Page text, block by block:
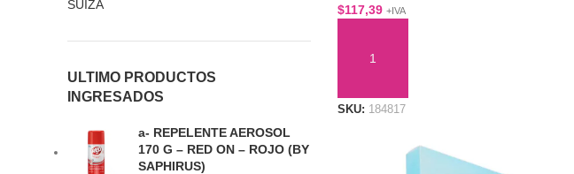
SUIZA
ULTIMO PRODUCTOS
INGRESADOS
a- REPELENTE AEROSOL
170 G – RED ON – ROJO (BY
SAPHIRUS)
$117,39 +IVA
SKU: 184817